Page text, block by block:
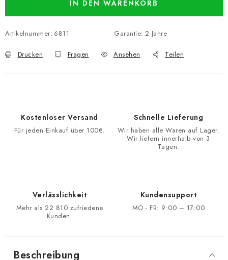
IN DEN WARENKORB
Artikelnummer: 6811 Garantie: 2 Jahre
Drucken Fragen Ansehen Teilen
Kostenloser Versand
Für jeden Einkauf über 100€.
Schnelle Lieferung
Wir haben alle Waren auf Lager.
Wir liefern innerhalb von 3
Tagen.
Verlässlichkeit
Mehr als 22 810 zufriedene
Kunden.
Kundensupport
MO - FR: 9:00 – 17:00
Beschreibung